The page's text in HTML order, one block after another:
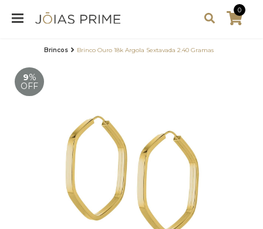
0
Brincos Brinco Ouro 18k Argola Sextavada 2.40 Gramas
9%
OFF